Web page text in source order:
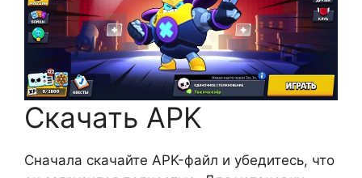
Скачать APK
Сначала скачайте APK-файл и убедитесь, что